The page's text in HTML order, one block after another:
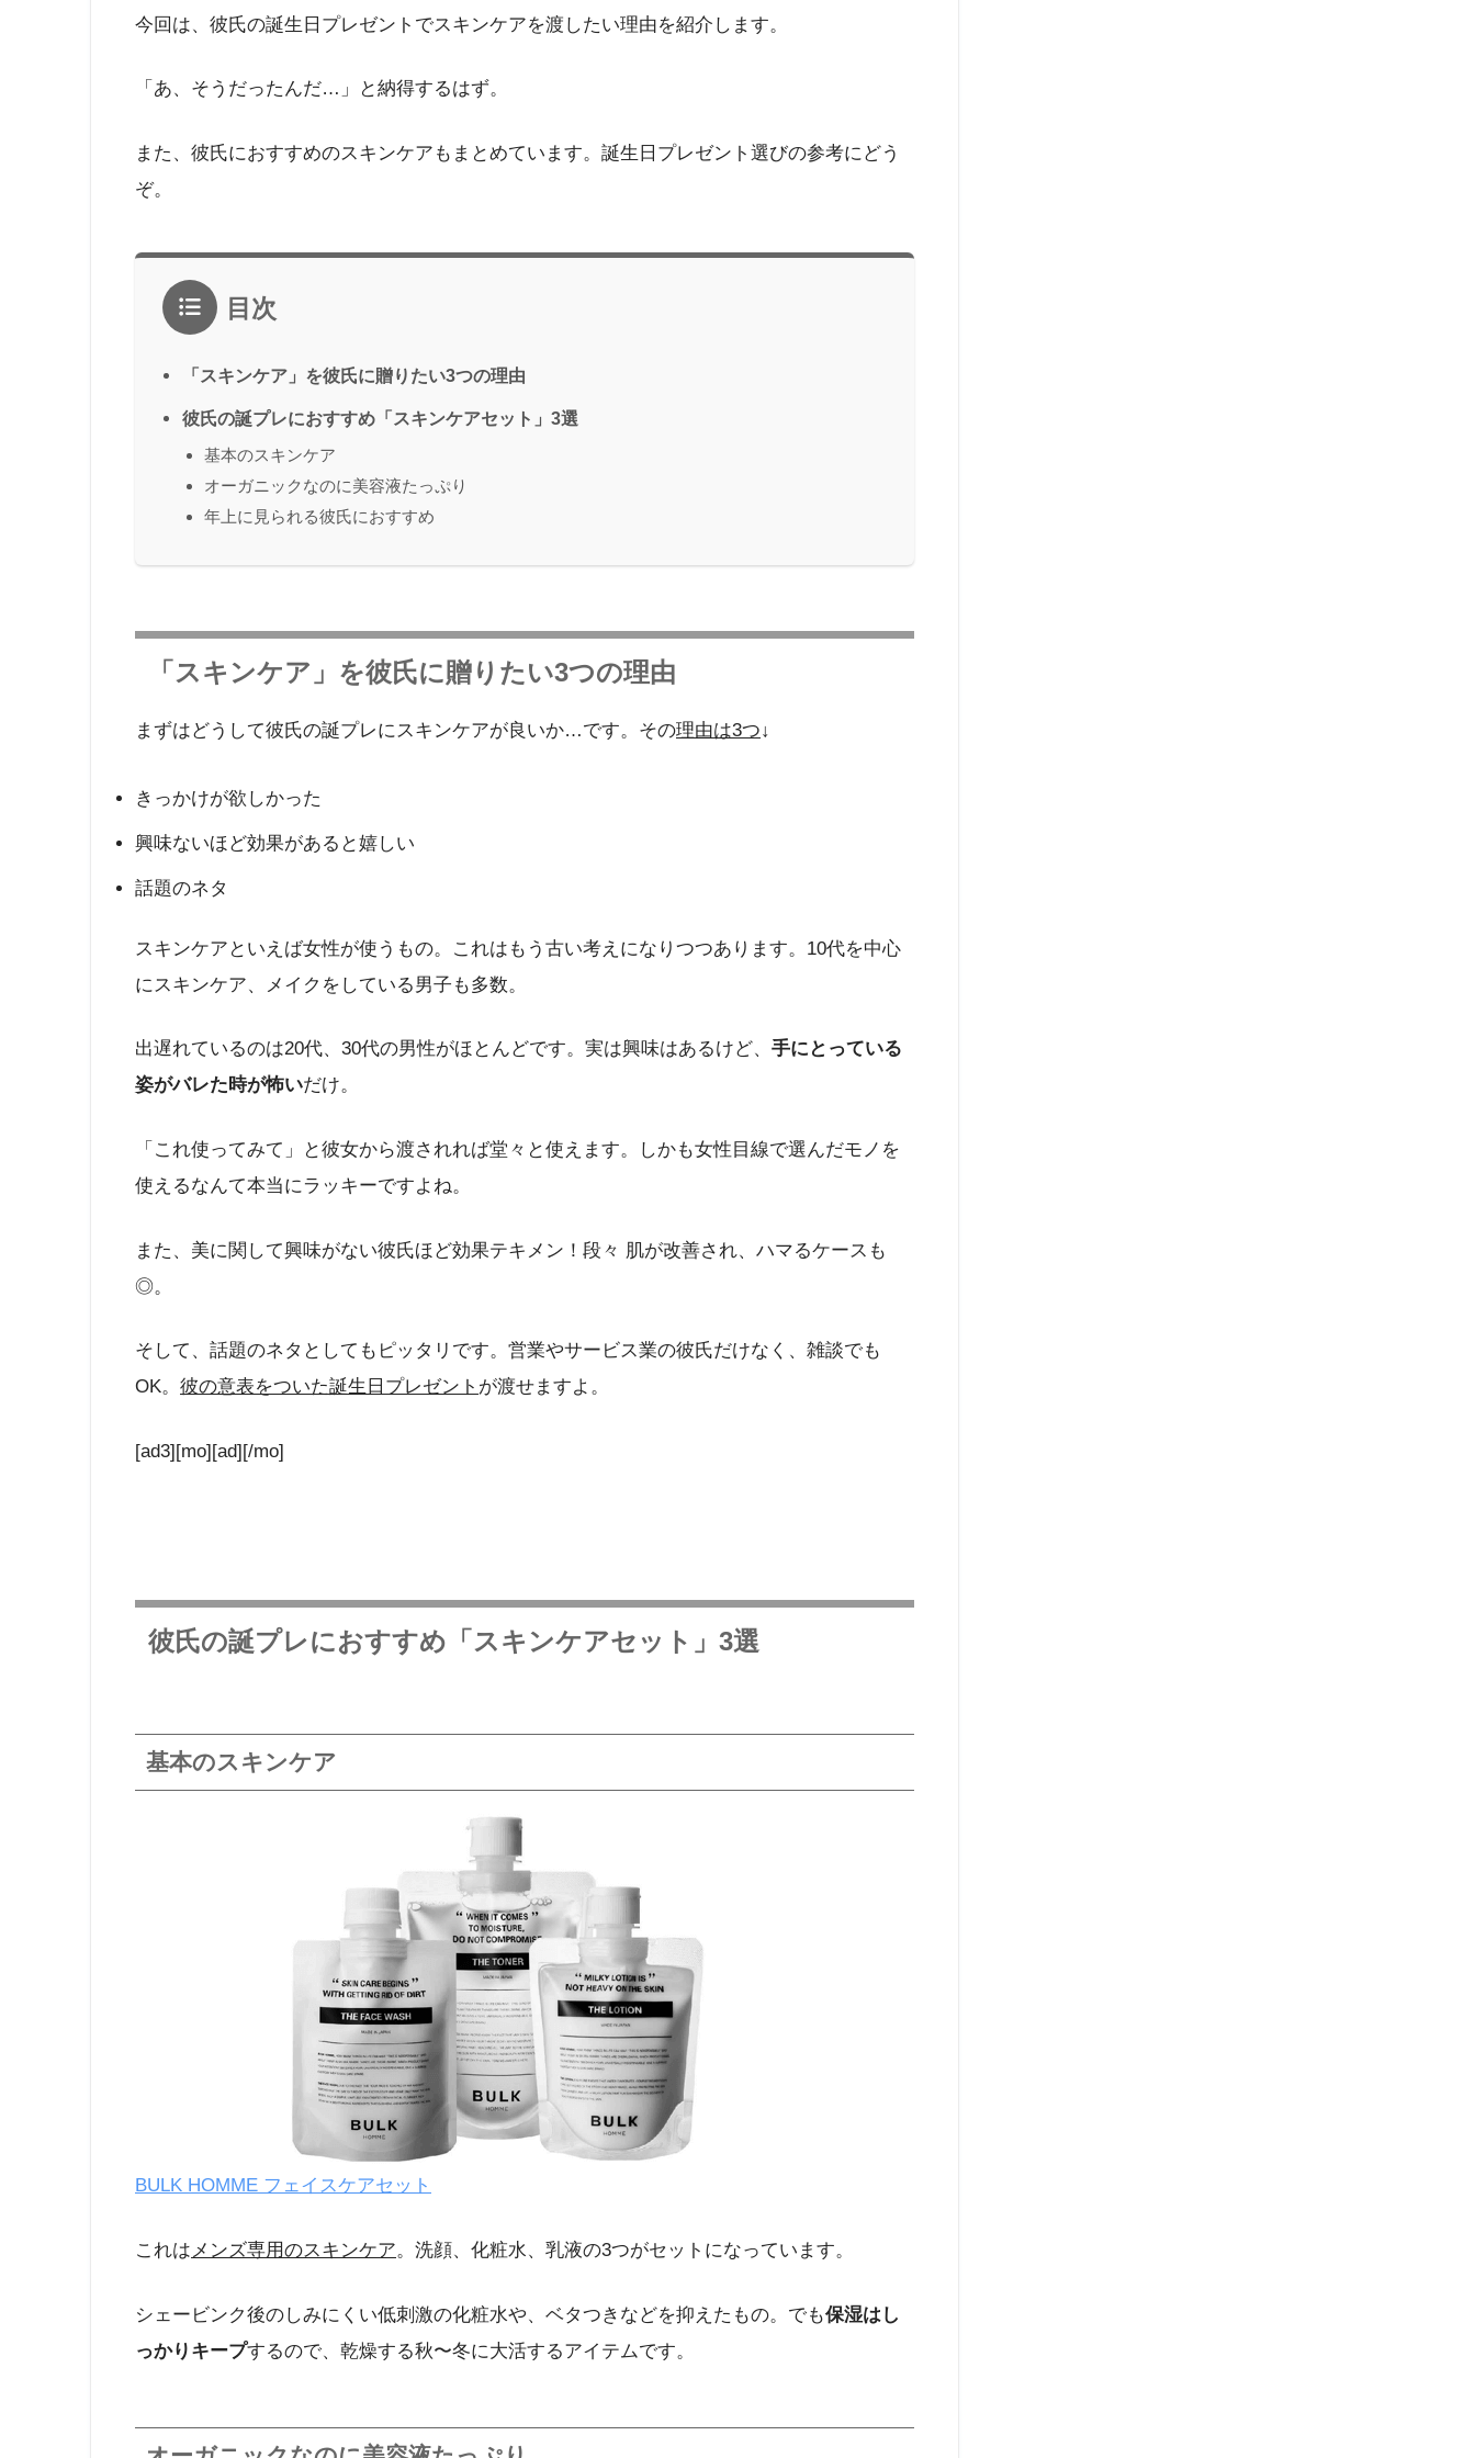
今回は、彼氏の誕生日プレゼントでスキンケアを渡したい理由を紹介します。
「あ、そうだったんだ…」と納得するはず。
また、彼氏におすすめのスキンケアもまとめています。誕生日プレゼント選びの参考にどう
ぞ。
目次
「スキンケア」を彼氏に贈りたい3つの理由
彼氏の誕プレにおすすめ「スキンケアセット」3選
基本のスキンケア
オーガニックなのに美容液たっぷり
年上に見られる彼氏におすすめ
「スキンケア」を彼氏に贈りたい3つの理由
まずはどうして彼氏の誕プレにスキンケアが良いか…です。その理由は3つ↓
きっかけが欲しかった
興味ないほど効果があると嬉しい
話題のネタ
スキンケアといえば女性が使うもの。これはもう古い考えになりつつあります。10代を中心
にスキンケア、メイクをしている男子も多数。
出遅れているのは20代、30代の男性がほとんどです。実は興味はあるけど、 手にとっている
姿がバレた時が怖いだけ。
「これ使ってみて」と彼女から渡されれば堂々と使えます。しかも女性目線で選んだモノを
使えるなんて本当にラッキーですよね。
また、美に関して興味がない彼氏ほど効果テキメン！段々 肌が改善され、ハマるケースも
◎。
そして、話題のネタとしてもピッタリです。営業やサービス業の彼氏だけなく、雑談でも
OK。 彼の意表をついた誕生日プレゼント が渡せますよ。
[ad3][mo][ad][/mo]
彼氏の誕プレにおすすめ「スキンケアセット」3選
基本のスキンケア
BULK HOMME フェイスケアセット
これはメンズ専用のスキンケア。洗顔、化粧水、乳液の3つがセットになっています。
シェービンク後のしみにくい低刺激の化粧水や、ベタつきなどを抑えたもの。でも保湿はし
っかりキープするので、乾燥する秋〜冬に大活するアイテムです。